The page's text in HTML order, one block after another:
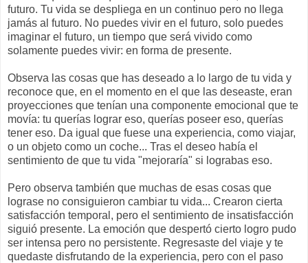
futuro. Tu vida se despliega en un continuo pero no llega
jamás al futuro. No puedes vivir en el futuro, solo puedes
imaginar el futuro, un tiempo que será vivido como
solamente puedes vivir: en forma de presente.
Observa las cosas que has deseado a lo largo de tu vida y
reconoce que, en el momento en el que las deseaste, eran
proyecciones que tenían una componente emocional que te
movía: tu querías lograr eso, querías poseer eso, querías
tener eso. Da igual que fuese una experiencia, como viajar,
o un objeto como un coche... Tras el deseo había el
sentimiento de que tu vida "mejoraría" si lograbas eso.
Pero observa también que muchas de esas cosas que
lograse no consiguieron cambiar tu vida... Crearon cierta
satisfacción temporal, pero el sentimiento de insatisfacción
siguió presente. La emoción que despertó cierto logro pudo
ser intensa pero no persistente. Regresaste del viaje y te
quedaste disfrutando de la experiencia, pero con el paso